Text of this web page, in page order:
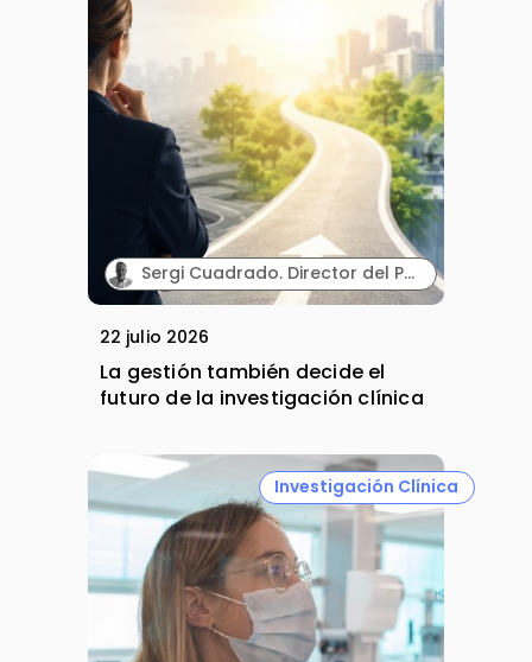
Sergi Cuadrado. Director del Programa Executive en Habilidades Directivas y Gestión en Investigación Clínica e Innovación Sanitaria (Cesif).
22 julio 2026
La gestión también decide el
futuro de la investigación clínica
Investigación Clínica